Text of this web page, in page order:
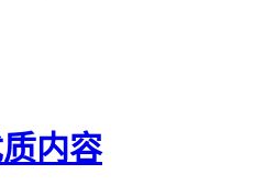
内容